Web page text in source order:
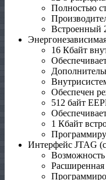
Полностью
Встроенный
16 Кбайт
Обеспечен
512 байт
1 Кбайт
Интерфейс JTAG
Возможность
Расширенная